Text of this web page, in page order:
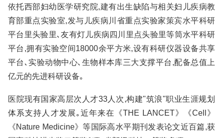
依托西部妇幼医学研究院,建有出生缺陷与相关妇儿疾病教
育部重点实验室,发与儿疾病川省重点实验家策宾水平科研
平台里头验里､友有灯儿疾病四川里点头验里等筒水平科研
平台,拥有实验空间18000余平方米,设有科研仪器设备共享
平台､实验动物中心､生物样本库三大支撑平台,配备总值上
亿元的先进科研设备｡
医院现有国家高层次人才33人次,构建"筑浪"职业生涯规划
体系支持人才发展｡近年来在《THE LANCET》《Cell》
《Nature Medicine》等国际高水平期刊发表论文近百篇,获